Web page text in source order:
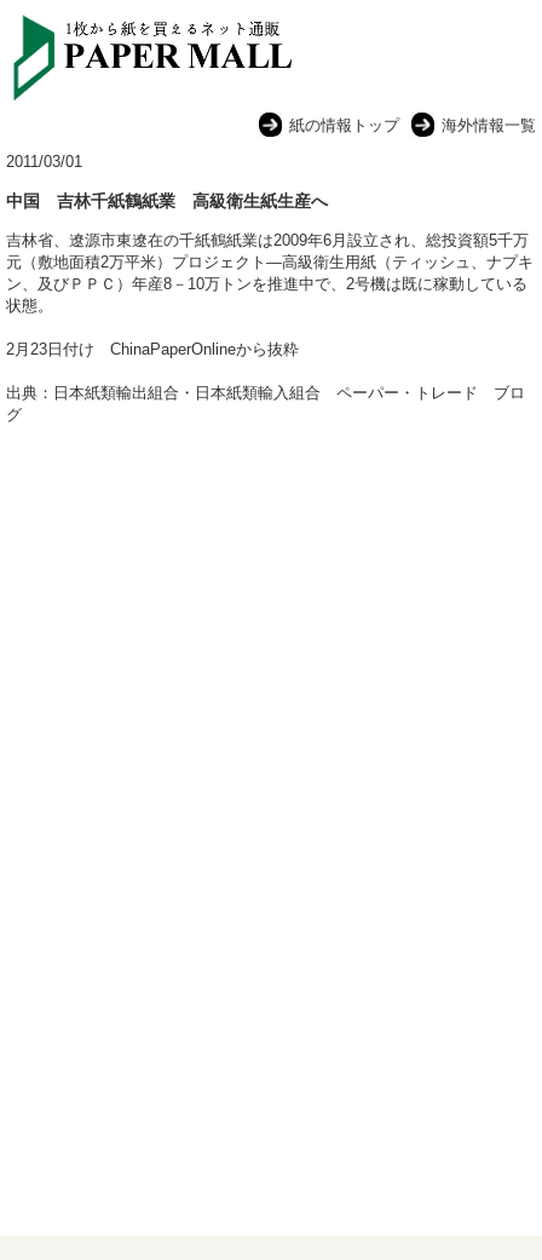
紙の情報トップ
海外情報一覧
2011/03/01
中国 吉林千紙鶴紙業 高級衛生紙生産へ
吉林省、遼源市東遼在の千紙鶴紙業は2009年6月設立され、総投資額5千万
元（敷地面積2万平米）プロジェクト―高級衛生用紙（ティッシュ、ナプキ
ン、及びＰＰＣ）年産8－10万トンを推進中で、2号機は既に稼動している
状態。
2月23日付け ChinaPaperOnlineから抜粋
出典：日本紙類輸出組合・日本紙類輸入組合 ペーパー・トレード ブロ
グ